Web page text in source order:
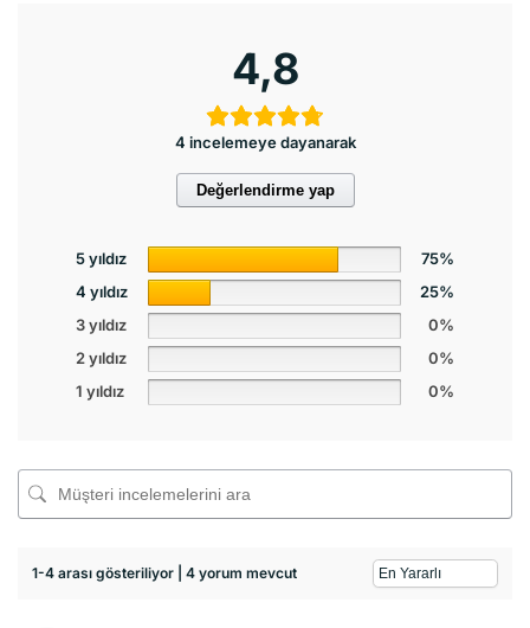
4,8
4 incelemeye dayanarak
Değerlendirme yap
5 yıldız
75%
4 yıldız
25%
3 yıldız
0%
2 yıldız
0%
1 yıldız
0%
1-4 arası gösteriliyor | 4 yorum mevcut